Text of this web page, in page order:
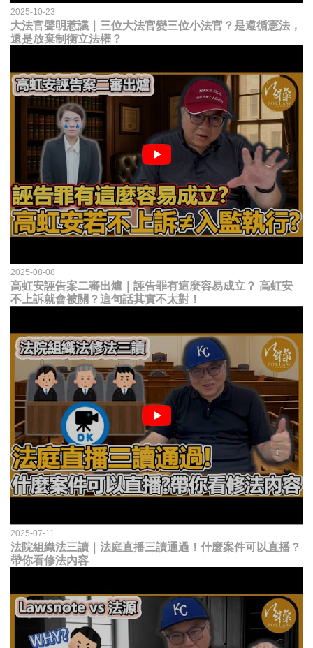
2025-10-23
大法官聲明惹議｜三位大法官變三位小法官？是遵循憲法，
還是放棄制衡立法權？
2025-08-08
高虹安誣告案二審出爐｜誣告罪有這麼容易成立？ 高虹安
不上訴就會被關？這句話其實不太對！
2025-07-11
法院組織法三讀｜法庭直播三讀通過！什麼案件可以直播？
帶你看修法內容